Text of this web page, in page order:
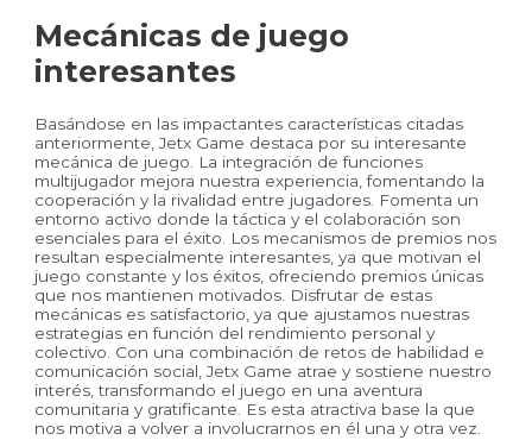
Mecánicas de juego
interesantes
Basándose en las impactantes características citadas
anteriormente, Jetx Game destaca por su interesante
mecánica de juego. La integración de funciones
multijugador mejora nuestra experiencia, fomentando la
cooperación y la rivalidad entre jugadores. Fomenta un
entorno activo donde la táctica y el colaboración son
esenciales para el éxito. Los mecanismos de premios nos
resultan especialmente interesantes, ya que motivan el
juego constante y los éxitos, ofreciendo premios únicas
que nos mantienen motivados. Disfrutar de estas
mecánicas es satisfactorio, ya que ajustamos nuestras
estrategias en función del rendimiento personal y
colectivo. Con una combinación de retos de habilidad e
comunicación social, Jetx Game atrae y sostiene nuestro
interés, transformando el juego en una aventura
comunitaria y gratificante. Es esta atractiva base la que
nos motiva a volver a involucrarnos en él una y otra vez.